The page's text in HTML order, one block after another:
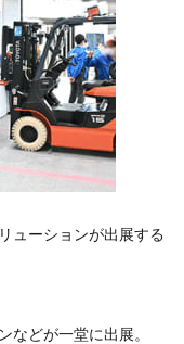
ューションが出展する
などが一堂に出展。